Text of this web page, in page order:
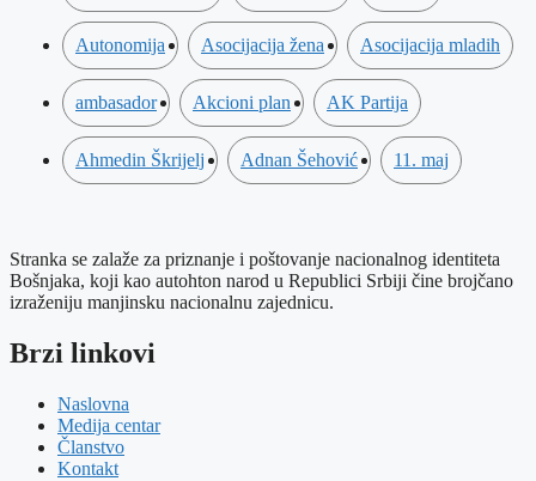
Autonomija Asocijacija žena Asocijacija mladih
ambasador Akcioni plan AK Partija
Ahmedin Škrijelj Adnan Šehović 11. maj
Stranka se zalaže za priznanje i poštovanje nacionalnog identiteta
Bošnjaka, koji kao autohton narod u Republici Srbiji čine brojčano
izraženiju manjinsku nacionalnu zajednicu.
Brzi linkovi
Naslovna
Medija centar
Članstvo
Kontakt